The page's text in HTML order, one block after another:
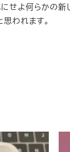
せよ何らかの
われます。